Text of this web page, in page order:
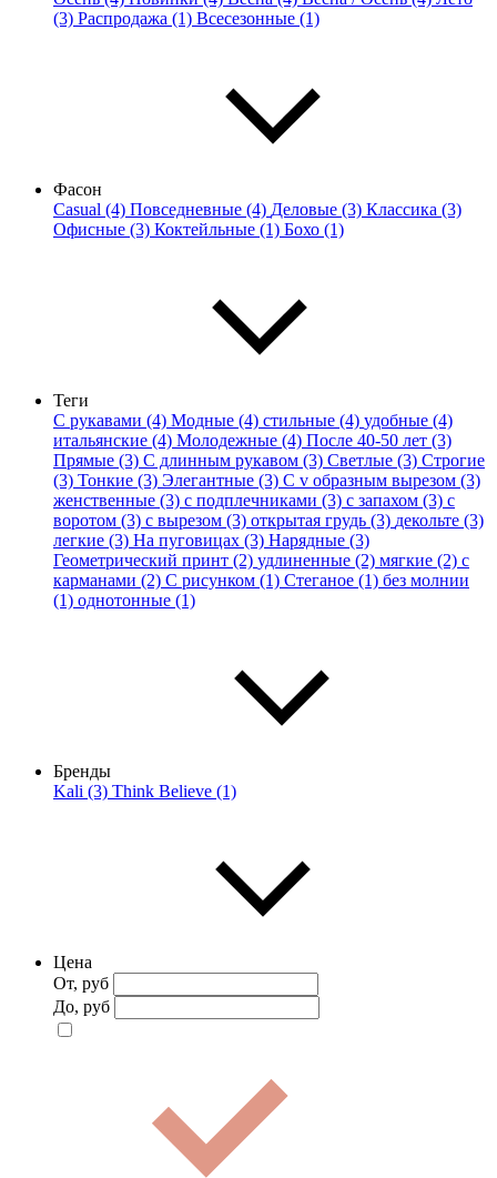
(3) Распродажа (1) Всесезонные (1)
Фасон
Casual (4) Повседневные (4) Деловые (3) Классика (3)
Офисные (3) Коктейльные (1) Бохо (1)
Теги
С рукавами (4) Модные (4) стильные (4) удобные (4)
итальянские (4) Молодежные (4) После 40-50 лет (3)
Прямые (3) С длинным рукавом (3) Светлые (3) Строгие
(3) Тонкие (3) Элегантные (3) С v образным вырезом (3)
женственные (3) с подплечниками (3) с запахом (3) с
воротом (3) с вырезом (3) открытая грудь (3) декольте (3)
легкие (3) На пуговицах (3) Нарядные (3)
Геометрический принт (2) удлиненные (2) мягкие (2) с
карманами (2) С рисунком (1) Стеганое (1) без молнии
(1) однотонные (1)
Бренды
Kali (3) Think Believe (1)
Цена
От, руб
До, руб